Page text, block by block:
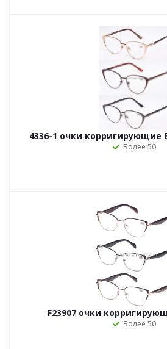
4336-1 очки корригирующие
Более 50
F23907 очки
Более 50